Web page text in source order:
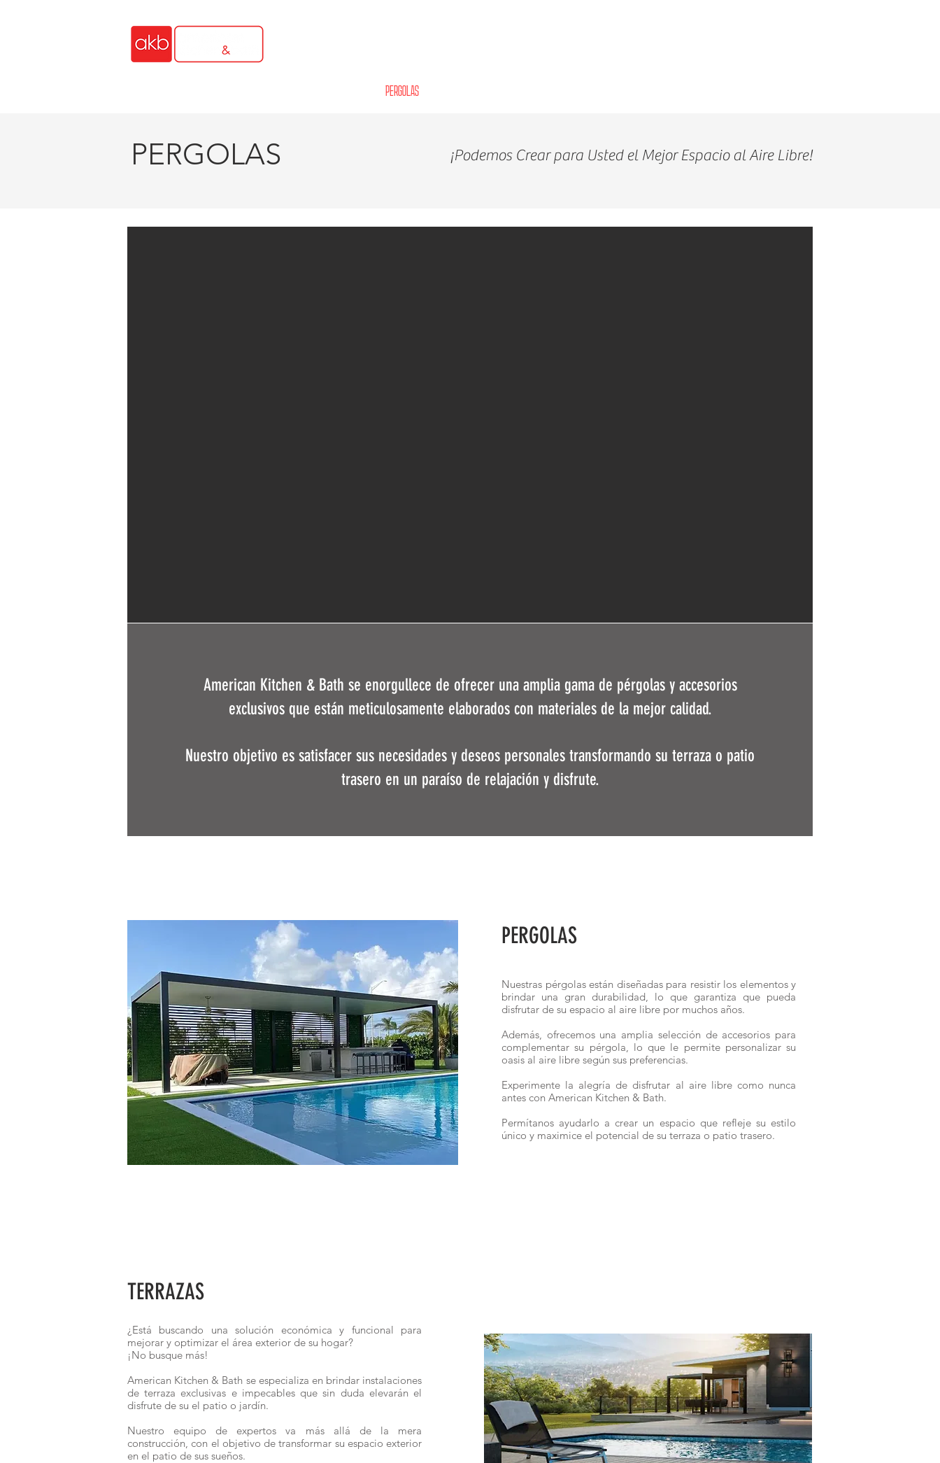
PERGOLAS
PERGOLAS ¡Podemos Crear para Usted el Mejor Espacio al Aire Libre!
American Kitchen & Bath se enorgullece de ofrecer una amplia gama de pérgolas y accesorios
exclusivos que están meticulosamente elaborados con materiales de la mejor calidad.
Nuestro objetivo es satisfacer sus necesidades y deseos personales transformando su terraza o patio
trasero en un paraíso de relajación y disfrute.
PERGOLAS
Nuestras pérgolas están diseñadas para resistir los elementos y
brindar una gran durabilidad, lo que garantiza que pueda
disfrutar de su espacio al aire libre por muchos años.
Además, ofrecemos una amplia selección de accesorios para
complementar su pérgola, lo que le permite personalizar su
oasis al aire libre según sus preferencias.
Experimente la alegría de disfrutar al aire libre como nunca
antes con American Kitchen & Bath.
Permítanos ayudarlo a crear un espacio que refleje su estilo
único y maximice el potencial de su terraza o patio trasero.
TERRAZAS
¿Está buscando una solución económica y funcional para
mejorar y optimizar el área exterior de su hogar?
¡No busque más! ​
American Kitchen & Bath se especializa en brindar instalaciones
de terraza exclusivas e impecables que sin duda elevarán el
disfrute de su el patio o jardín. ​
Nuestro equipo de expertos va más allá de la mera
construcción, con el objetivo de transformar su espacio exterior
en el patio de sus sueños.